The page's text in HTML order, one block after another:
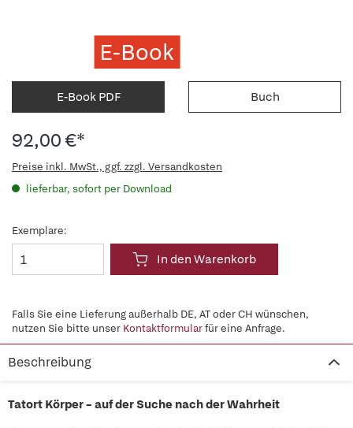
E-Book
E-Book PDF Buch
92,00 €*
Preise inkl. MwSt., ggf. zzgl. Versandkosten
lieferbar, sofort per Download
Exemplare:
In den Warenkorb
Falls Sie eine Lieferung außerhalb DE, AT oder CH wünschen,
nutzen Sie bitte unser Kontaktformularfür eine Anfrage.
Beschreibung
Tatort Körper – auf der Suche nach der Wahrheit